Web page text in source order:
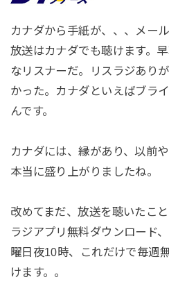
カナダから手紙が、、、メー
放送はカナダでも聴けます。
なリスナーだ。リスラジあり
かった。カナダといえばブラ
んです。
カナダには、縁があり、以前
本当に盛り上がりましたね。
改めてまだ、放送を聴いたこ
ラジアプリ無料ダウンロード
曜日夜10時、これだけで毎週
けます。。